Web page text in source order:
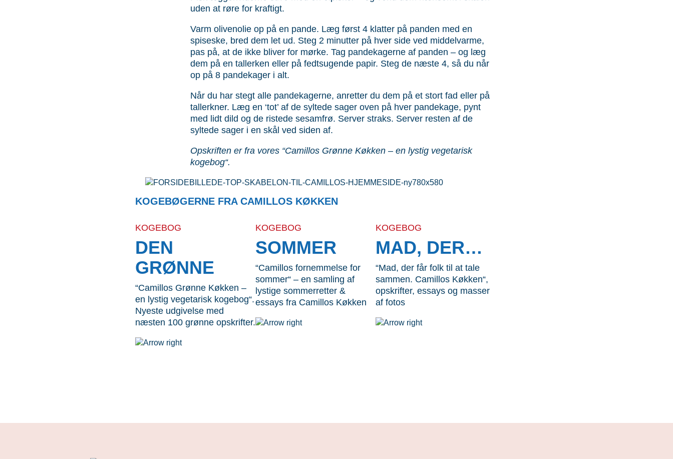
uden at røre for kraftigt.
Varm olivenolie op på en pande. Læg først 4 klatter på panden med en
spise­ske, bred dem let ud. Steg 2 minutter på hver side ved middelvarme,
pas på, at de ikke bliver for mørke. Tag pandekagerne af panden – og læg
dem på en tallerken eller på fedtsugende papir. Steg de næste 4, så du når
op på 8 pandekager i alt.
Når du har stegt alle pandekagerne, anretter du dem på et stort fad eller på
tallerkner. Læg en ‘tot’ af de syltede sager oven på hver pandekage, pynt
med lidt dild og de ristede sesamfrø. Server straks. Server resten af de
syltede sager i en skål ved siden af.
Opskriften er fra vores “Camillos Grønne Køkken – en lystig vegetarisk
kogebog“.
KOGEBØGERNE FRA CAMILLOS KØKKEN
KOGEBOG
DEN
GRØNNE
“Camillos Grønne Køkken –
en lystig vegetarisk kogebog“.
Nyeste udgivelse med
næsten 100 grønne opskrifter.
KOGEBOG
SOMMER
“Camillos fornemmelse for
sommer“ – en samling af
lystige sommerretter &
essays fra Camillos Køkken
KOGEBOG
MAD, DER…
“Mad, der får folk til at tale
sammen. Camillos Køkken“,
opskrifter, essays og masser
af fotos